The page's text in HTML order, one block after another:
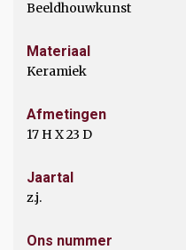
Beeldhouwkunst
Materiaal
Keramiek
Afmetingen
17 H X 23 D
Jaartal
z.j.
Ons nummer